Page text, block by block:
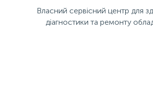
Власний сервісний центр для
діагностики та ремонту